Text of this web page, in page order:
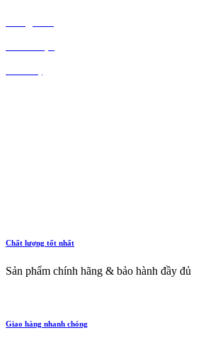
Chất lượng tốt nhất
Sản phẩm chính hãng & bảo hành đầy đủ
Giao hàng nhanh chóng